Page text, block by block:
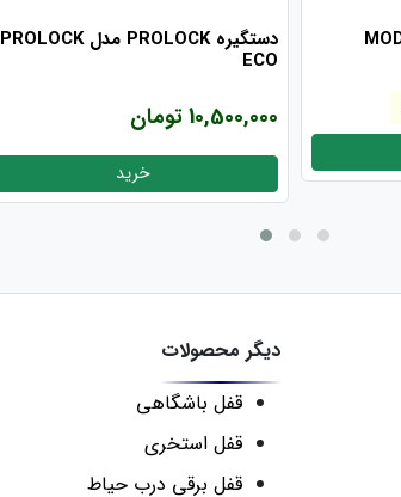
دستگیره PROLOCK مدل PROLOCK
ECO
10,500,000 تومان
خرید
دیگر محصولات
قفل باشگاهی
قفل استخری
قفل برقی درب حیاط